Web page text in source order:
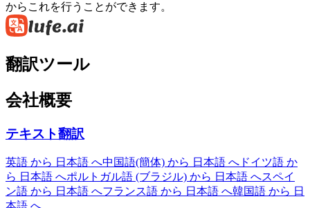
からこれを行うことができます。
翻訳ツール
会社概要
テキスト翻訳
英語 から 日本語 へ中国語(簡体) から 日本語 へ ドイツ語 か
ら 日本語 へポルトガル語 (ブラジル) から 日本語 へスペイ
ン語 から 日本語 へフランス語 から 日本語 へ韓国語 から 日